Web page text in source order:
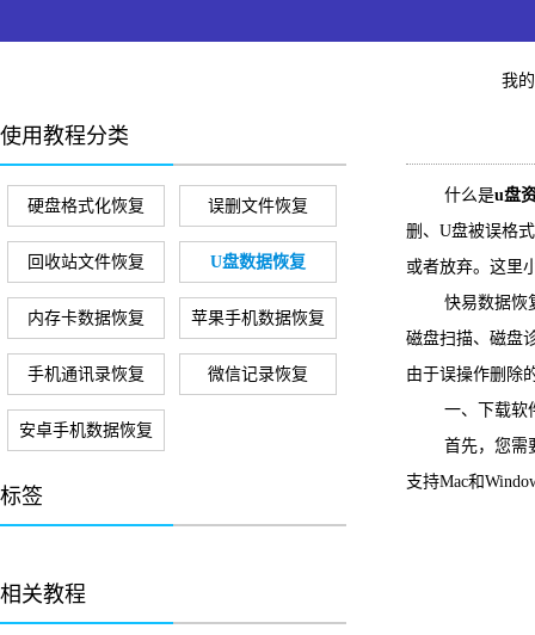
我
使用教程分类
硬盘格式化恢复 误删文件恢复
回收站文件恢复 U盘数据恢复
内存卡数据恢复 苹果手机数据恢复
手机通讯录恢复 微信记录恢复
安卓手机数据恢复
标签
相关教程
什么是u盘
删、U盘被误格
或者放弃。这里
快易数据恢复
磁盘扫描、磁盘
由于误操作删除
一、下载软
首先，您需要
支持Mac和